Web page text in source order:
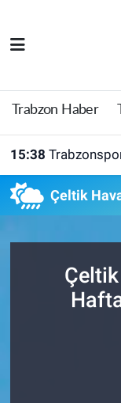
Trabzon Haber
15:38
Çeltik
Çeltik
Trabzon
Yazarlar
Perde
Trabzon
Trabzon
Tüm
Son Dakika